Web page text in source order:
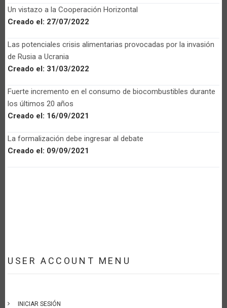
Un vistazo a la Cooperación Horizontal
Creado el: 27/07/2022
Las potenciales crisis alimentarias provocadas por la invasión
de Rusia a Ucrania
Creado el: 31/03/2022
Fuerte incremento en el consumo de biocombustibles durante
los últimos 20 años
Creado el: 16/09/2021
La formalización debe ingresar al debate
Creado el: 09/09/2021
USER ACCOUNT MENU
INICIAR SESIÓN